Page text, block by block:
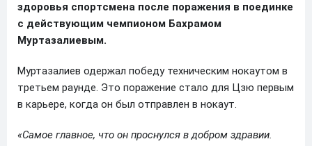
здоровья спортсмена после поражения в поединке
с действующим чемпионом Бахрамом
Муртазалиевым.
Муртазалиев одержал победу техническим нокаутом в
третьем раунде. Это поражение стало для Цзю первым
в карьере, когда он был отправлен в нокаут.
«Самое главное, что он проснулся в добром здравии.